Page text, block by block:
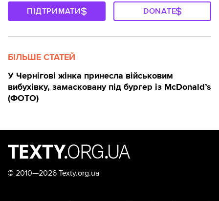
ПІДТРИМАТИ DONATE
БІЛЬШЕ СТАТЕЙ
У Чернігові жінка принесла військовим
вибухівку, замасковану під бургер із McDonald’s
(ФОТО)
© 2010—2026 Texty.org.ua